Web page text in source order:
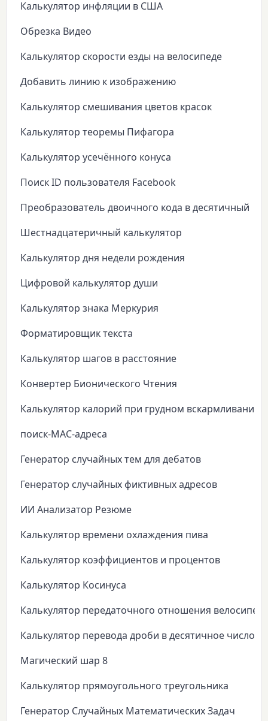
Калькулятор инфляции в США
Обрезка Видео
Калькулятор скорости езды на велосипеде
Добавить линию к изображению
Калькулятор смешивания цветов красок
Калькулятор теоремы Пифагора
Калькулятор усечённого конуса
Поиск ID пользователя Facebook
Преобразователь двоичного кода в десятичный
Шестнадцатеричный калькулятор
Калькулятор дня недели рождения
Цифровой калькулятор души
Калькулятор знака Меркурия
Форматировщик текста
Калькулятор шагов в расстояние
Конвертер Бионического Чтения
Калькулятор калорий при грудном вскармливании
поиск-MAC-адреса
Генератор случайных тем для дебатов
Генератор случайных фиктивных адресов
ИИ Анализатор Резюме
Калькулятор времени охлаждения пива
Калькулятор коэффициентов и процентов
Калькулятор Косинуса
Калькулятор передаточного отношения
Калькулятор перевода дроби в десятичное число
Магический шар 8
Калькулятор прямоугольного треугольника
Генератор Случайных Математических Задач